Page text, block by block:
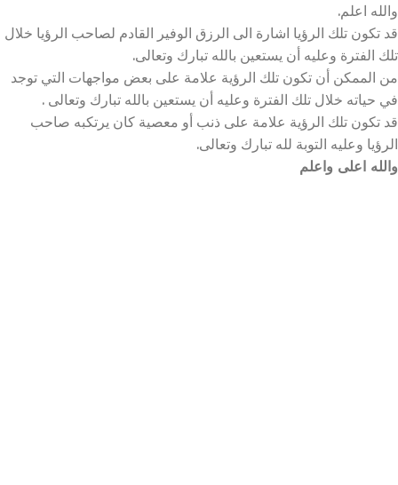
والله اعلم.
قد تكون تلك الرؤيا اشارة الى الرزق الوفير القادم لصاحب الرؤيا خلال
تلك الفترة وعليه أن يستعين بالله تبارك وتعالى.
من الممكن أن تكون تلك الرؤية علامة على بعض مواجهات التي توجد
في حياته خلال تلك الفترة وعليه أن يستعين بالله تبارك وتعالى .
قد تكون تلك الرؤية علامة على ذنب أو معصية كان يرتكبه صاحب
الرؤيا وعليه التوبة لله تبارك وتعالى.
والله اعلى واعلم